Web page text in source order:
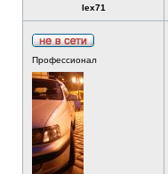
lex71
Профессионал